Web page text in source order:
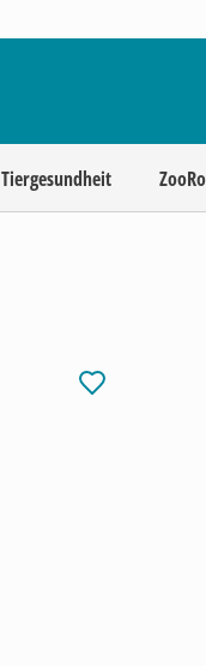
Tiergesundheit